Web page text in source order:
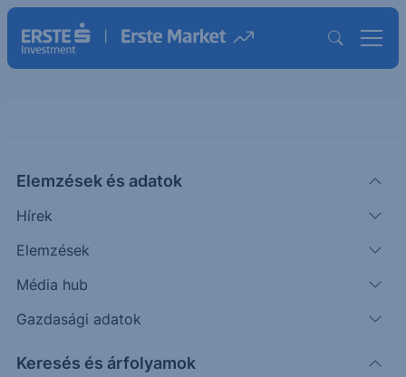
Elemzések és adatok
Hírek
Elemzések
Média hub
Gazdasági adatok
Keresés és árfolyamok
DAX - 2025/58 - napi
CHART EXTRA
Puppi Adrián
Az elmúlt napokban esés érkezett a piacra, mely
célárunktól.